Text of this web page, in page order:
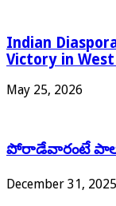
Indian
Victory in
May 25, 2026
పోరాడేవారంటే
December 31, 2025